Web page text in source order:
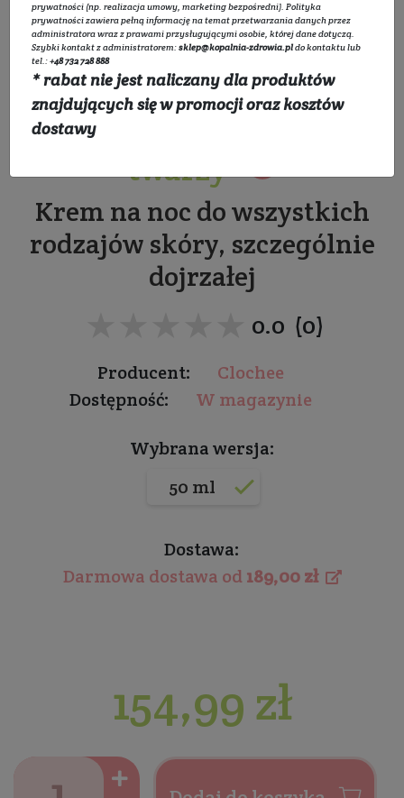
Odmładzająco -
regenerujący krem do
twarzy
Krem na noc do wszystkich
rodzajów skóry, szczególnie
dojrzałej
0.0 (0)
Producent:
Clochee
Dostępność:
W magazynie
Wybrana wersja:
50 ml
Dostawa:
Darmowa dostawa od189,00 zł
154,99 zł
prywatności (np. realizacja umowy, marketing bezpośredni). Polityka
prywatnościzawiera pełną informację na temat przetwarzania danych przez
administratora wraz z prawami przysługującymi osobie, której dane dotyczą.
Szybki kontakt z administratorem:sklep@kopalnia-zdrowia.pldo kontaktu lub
tel.:+48 732 728 888
* rabat nie jest naliczany dla produktów
znajdujących się w promocji oraz kosztów
dostawy